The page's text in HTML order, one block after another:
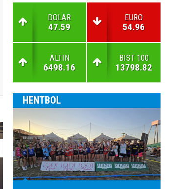
DOLAR
47.59
EURO
54.96
ALTIN
6498.16
BIST 100
13798.82
HENTBOL